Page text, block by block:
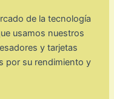
de la tecnología
usamos nuestros
y tarjetas
por su rendimiento y